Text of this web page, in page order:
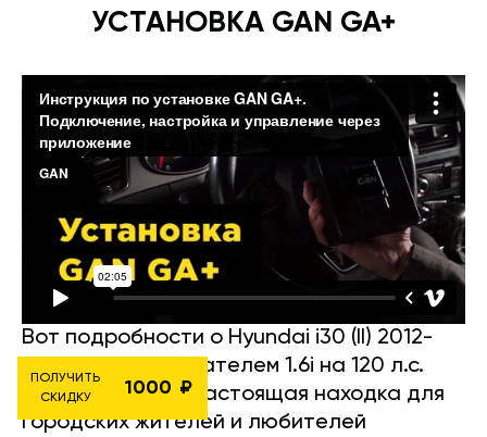
УСТАНОВКА GAN GA+
Вот подробности о Hyundai i30 (II) 2012-
2017 годов с двигателем 1.6i на 120 л.с.
Этот хэтчбек — настоящая находка для
городских жителей и любителей
ПОЛУЧИТЬ
СКИДКУ
1000